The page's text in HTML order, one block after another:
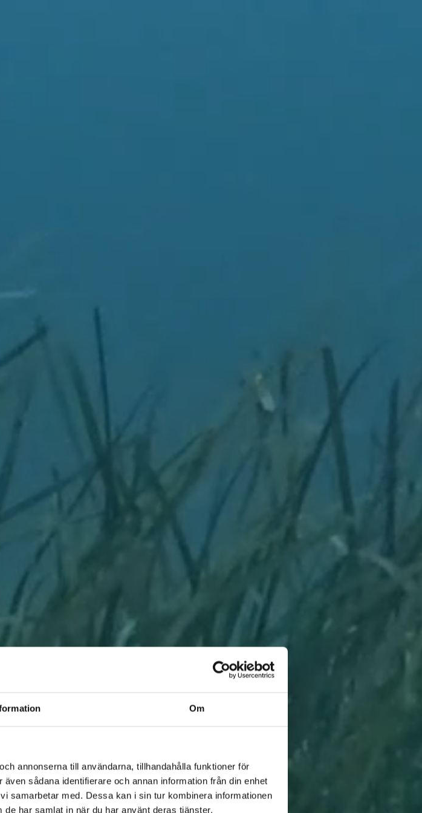
Om
annonserna till användarna, tillhandahålla funktioner för
sådana identifierare och annan information från din enhet
samarbetar med. Dessa kan i sin tur kombinera informationen
har samlat in när du har använt deras tjänster.
RÄDDA EN BIT